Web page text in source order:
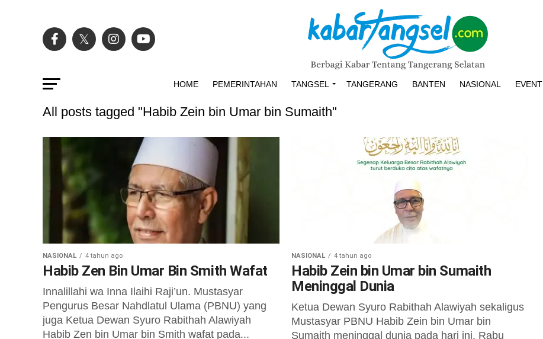
HOME PEMERINTAHAN TANGSEL TANGERANG BANTEN NASIONAL EVENT
All posts tagged "Habib Zein bin Umar bin Sumaith"
NASIONAL 4 tahun ago
Habib Zen Bin Umar Bin Smith Wafat
Innalillahi wa Inna Ilaihi Raji’un. Mustasyar
Pengurus Besar Nahdlatul Ulama (PBNU) yang
juga Ketua Dewan Syuro Rabithah Alawiyah
Habib Zen bin Umar bin Smith wafat pada...
NASIONAL 4 tahun ago
Habib Zein bin Umar bin Sumaith
Meninggal Dunia
Ketua Dewan Syuro Rabithah Alawiyah sekaligus
Mustasyar PBNU Habib Zein bin Umar bin
Sumaith meninggal dunia pada hari ini, Rabu